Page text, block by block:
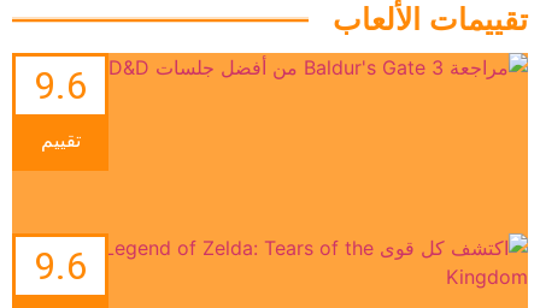
تقييمات الألعاب
9.6
تقييم
9.6